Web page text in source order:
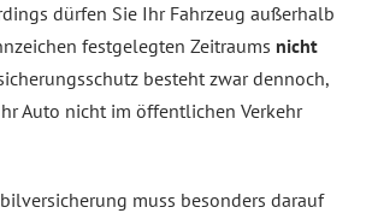
dürfen Sie Ihr Fahrzeug außerhalb
festgelegten Zeitraums nicht
besteht zwar dennoch,
Auto nicht im öffentlichen Verkehr
muss besonders darauf